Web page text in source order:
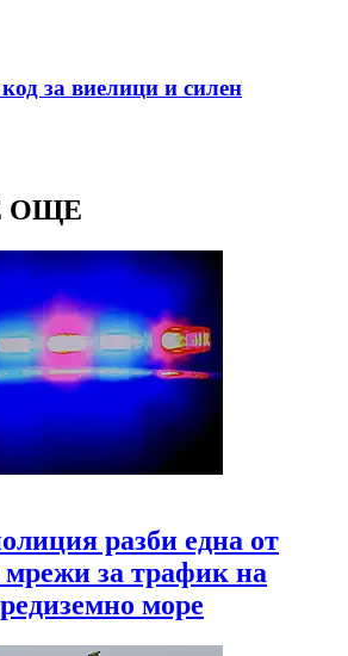
за виелици и силен
ОЩЕ
разби една от
мрежи за трафик на
море